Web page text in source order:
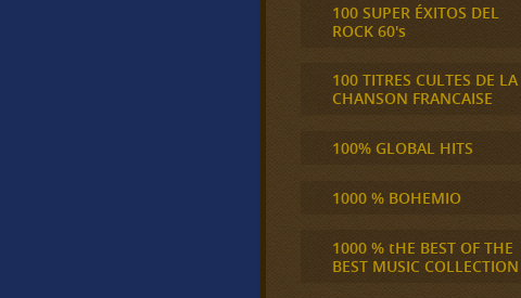
100 SUPER ÉXITOS DEL
ROCK 60's
100 TITRES CULTES DE LA
CHANSON FRANCAISE
100% GLOBAL HITS
1000 % BOHEMIO
1000 % tHE BEST OF THE
BEST MUSIC COLLECTION